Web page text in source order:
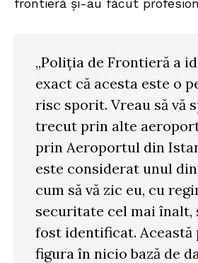
frontieră și-au făcut
„Poliția de Frontieră a
exact că acesta este o
risc sporit. Vreau să vă
trecut prin alte
prin Aeroportul din
este considerat unul
cum să vă zic eu, cu
securitate cel mai înalt,
fost identificat. Această
figura în nicio bază de